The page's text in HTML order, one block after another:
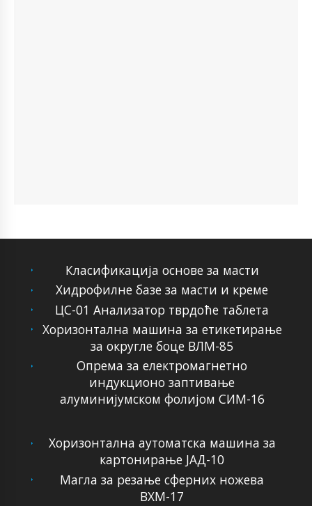
Класификација основе за масти
Хидрофилне базе за масти и креме
ЦС-01 Анализатор тврдоће таблета
Хоризонтална машина за етикетирање
за округле боце ВЛМ-85
Опрема за електромагнетно
индукционо заптивање
алуминијумском фолијом СИМ-16
Хоризонтална аутоматска машина за
картонирање ЈАД-10
Магла за резање сферних ножева
ВХМ-17